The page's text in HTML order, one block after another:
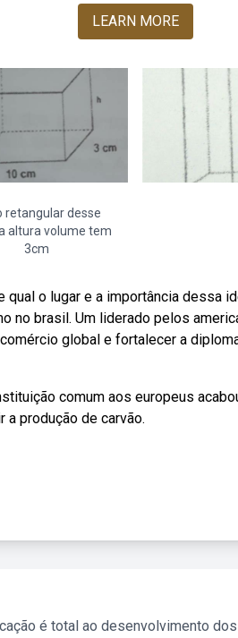
LEARN MORE
retangular desse
altura volume tem
3cm
qual o lugar e a importância dessa
no brasil. Um liderado pelos
global e fortalecer a
comum aos europeus
produção de carvão.
é total ao desenvolvimento